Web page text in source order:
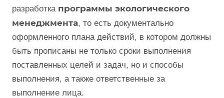
разработка программы экологического
менеджмента, то есть документально
оформленного плана действий, в котором должны
быть прописаны не только сроки выполнения
поставленных целей и задач, но и способы
выполнения, а также ответственные за
выполнение лица.